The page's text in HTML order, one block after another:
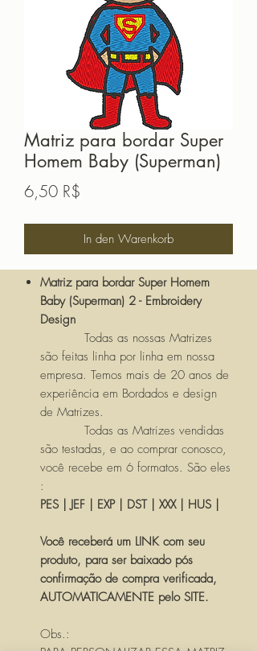
Matriz para bordar Super
Homem Baby (Superman)
6,50 R$
In den Warenkorb
Matriz para bordar Super Homem
Baby (Superman) 2 - Embroidery
Design
Todas as nossas Matrizes
são feitas linha por linha em nossa
empresa. Temos mais de 20 anos de
experiência em Bordados e design
de Matrizes.
Todas as Matrizes vendidas
são testadas, e ao comprar conosco,
você recebe em 6 formatos. São eles
:
PES | JEF | EXP | DST | XXX | HUS |
Você receberá um LINK com seu
produto, para ser baixado pós
confirmação de compra verificada,
AUTOMATICAMENTE pelo SITE.
Obs.: